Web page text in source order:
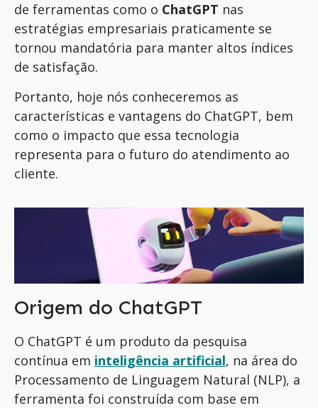
de ferramentas como o ChatGPT nas
estratégias empresariais praticamente se
tornou mandatória para manter altos índices
de satisfação.
Portanto, hoje nós conheceremos as
características e vantagens do ChatGPT, bem
como o impacto que essa tecnologia
representa para o futuro do atendimento ao
cliente.
Origem do ChatGPT
O ChatGPT é um produto da pesquisa
contínua em inteligência artificial, na área do
Processamento de Linguagem Natural (NLP), a
ferramenta foi construída com base em